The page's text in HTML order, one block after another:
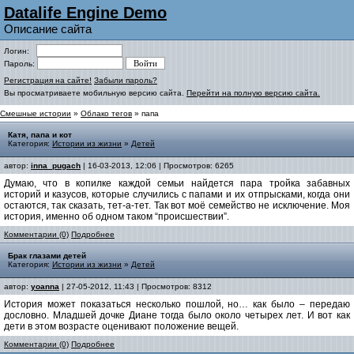
Datalife Engine Demo
Описание сайта
Логин:
Пароль:
Регистрация на сайте! Забыли пароль?
Вы просматриваете мобильную версию сайта. Перейти на полную версию сайта.
Смешные истории » Облако тегов » папа
Катя, папа и кот
Категория: Истории из жизни » Детей
автор: inna_pugach | 16-03-2013, 12:06 | Просмотров: 6265
Думаю, что в копилке каждой семьи найдется пара тройка забавных
историй и казусов, которые случились с папами и их отпрысками, когда они
остаются, так сказать, тет-а-тет. Так вот моё семейство не исключение. Моя
история, именно об одном таком “происшествии”.
Комментарии (0) Подробнее
Брак глазами детей
Категория: Истории из жизни » Детей
автор: yoanna | 27-05-2012, 11:43 | Просмотров: 8312
История может показаться несколько пошлой, но… как было – передаю
дословно. Младшей дочке Диане тогда было около четырех лет. И вот как
дети в этом возрасте оценивают положение вещей.
Комментарии (0) Подробнее